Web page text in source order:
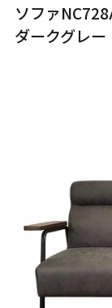
ソファ
ダークグレー